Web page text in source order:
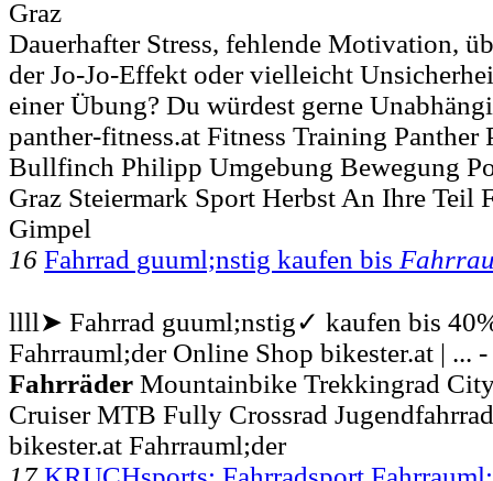
Graz
Dauerhafter Stress, fehlende Motivation,
der Jo-Jo-Effekt oder vielleicht
einer Übung? Du würdest gerne
panther-fitness.at Fitness Training
Bullfinch Philipp Umgebung Bewegung
Graz Steiermark Sport Herbst An Ihre Teil
Gimpel
16 Fahrrad guuml;nstig kaufen bis
llll➤ Fahrrad guuml;nstig✓ kaufen bis
Fahrrauml;der Online Shop bikester.at | ...
Fahrräder Mountainbike Trekkingrad
Cruiser MTB Fully Crossrad Jugendfahrrad
bikester.at Fahrrauml;der